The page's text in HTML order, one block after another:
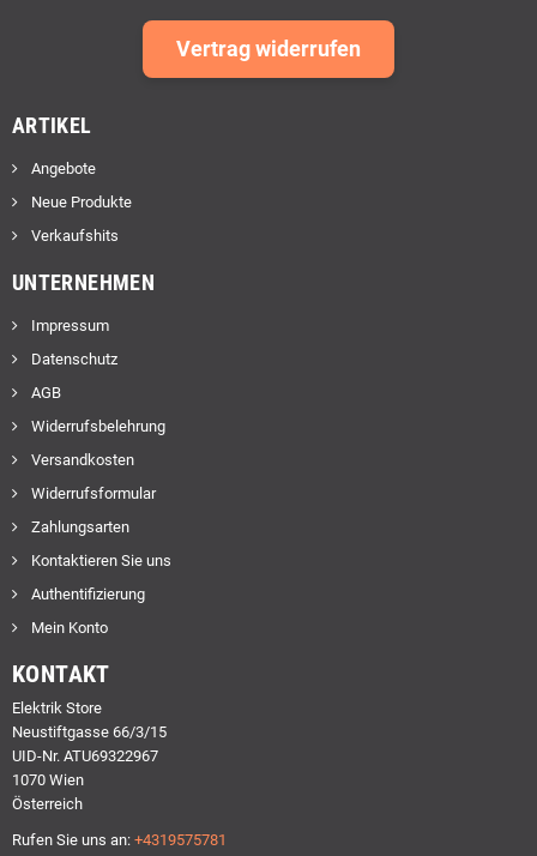
Vertrag widerrufen
ARTIKEL
Angebote
Neue Produkte
Verkaufshits
UNTERNEHMEN
Impressum
Datenschutz
AGB
Widerrufsbelehrung
Versandkosten
Widerrufsformular
Zahlungsarten
Kontaktieren Sie uns
Authentifizierung
Mein Konto
KONTAKT
Elektrik Store
Neustiftgasse 66/3/15
UID-Nr. ATU69322967
1070 Wien
Österreich
Rufen Sie uns an: +4319575781